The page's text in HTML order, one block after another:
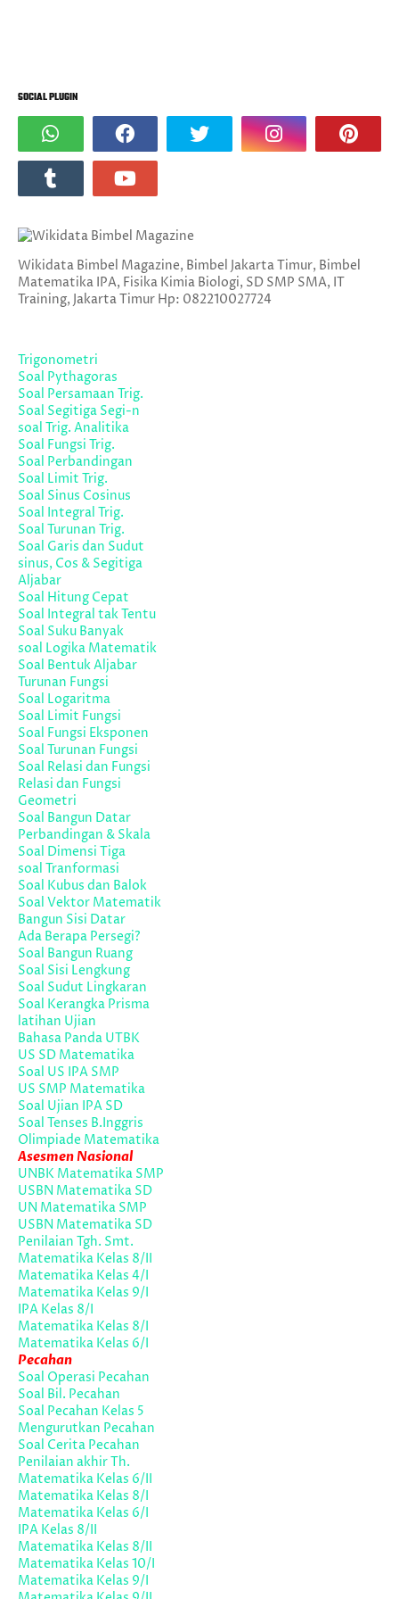
SOCIAL PLUGIN
Wikidata Bimbel Magazine, Bimbel Jakarta Timur, Bimbel
Matematika IPA, Fisika Kimia Biologi, SD SMP SMA, IT
Training, Jakarta Timur Hp: 082210027724
Trigonometri
Soal Pythagoras
Soal Persamaan Trig.
Soal Segitiga Segi-n
soal Trig. Analitika
Soal Fungsi Trig.
Soal Perbandingan
Soal Limit Trig.
Soal Sinus Cosinus
Soal Integral Trig.
Soal Turunan Trig.
Soal Garis dan Sudut
sinus, Cos & Segitiga
Aljabar
Soal Hitung Cepat
Soal Integral tak Tentu
Soal Suku Banyak
soal Logika Matematik
Soal Bentuk Aljabar
Turunan Fungsi
Soal Logaritma
Soal Limit Fungsi
Soal Fungsi Eksponen
Soal Turunan Fungsi
Soal Relasi dan Fungsi
Relasi dan Fungsi
Geometri
Soal Bangun Datar
Perbandingan & Skala
Soal Dimensi Tiga
soal Tranformasi
Soal Kubus dan Balok
Soal Vektor Matematik
Bangun Sisi Datar
Ada Berapa Persegi?
Soal Bangun Ruang
Soal Sisi Lengkung
Soal Sudut Lingkaran
Soal Kerangka Prisma
latihan Ujian
Bahasa Panda UTBK
US SD Matematika
Soal US IPA SMP
US SMP Matematika
Soal Ujian IPA SD
Soal Tenses B.Inggris
Olimpiade Matematika
Asesmen Nasional
UNBK Matematika SMP
USBN Matematika SD
UN Matematika SMP
USBN Matematika SD
Penilaian Tgh. Smt.
Matematika Kelas 8/II
Matematika Kelas 4/I
Matematika Kelas 9/I
IPA Kelas 8/I
Matematika Kelas 8/I
Matematika Kelas 6/I
Pecahan
Soal Operasi Pecahan
Soal Bil. Pecahan
Soal Pecahan Kelas 5
Mengurutkan Pecahan
Soal Cerita Pecahan
Penilaian akhir Th.
Matematika Kelas 6/II
Matematika Kelas 8/I
Matematika Kelas 6/I
IPA Kelas 8/II
Matematika Kelas 8/II
Matematika Kelas 10/I
Matematika Kelas 9/I